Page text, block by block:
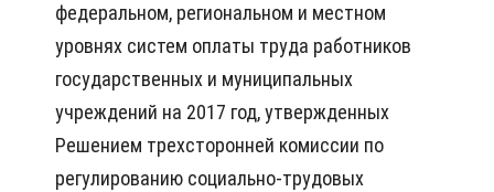
федеральном, региональном и местном
уровнях систем оплаты труда работников
государственных и муниципальных
учреждений на 2017 год, утвержденных
Решением трехсторонней комиссии по
регулированию социально-трудовых